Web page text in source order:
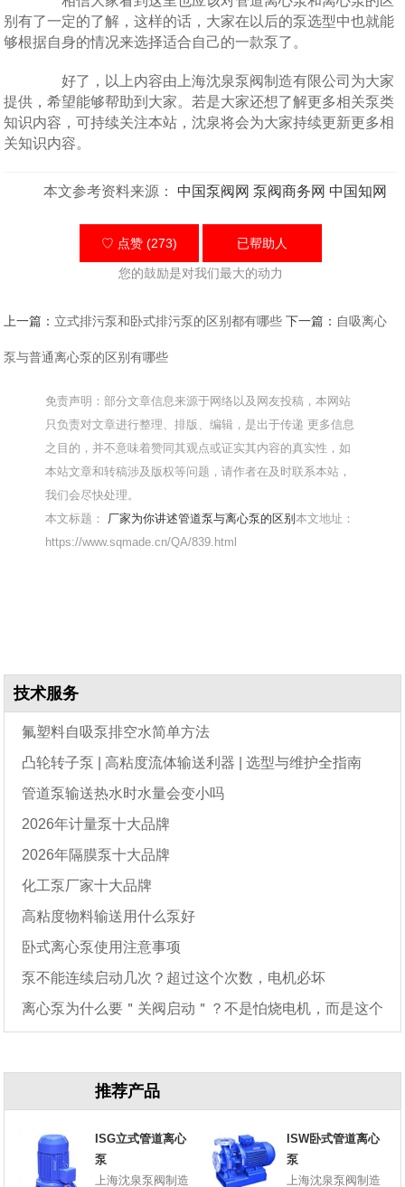
别有了一定的了解，这样的话，大家在以后的泵选型中也就能
够根据自身的情况来选择适合自己的一款泵了。
好了，以上内容由上海沈泉泵阀制造有限公司为大家
提供，希望能够帮助到大家。若是大家还想了解更多相关泵类
知识内容，可持续关注本站，沈泉将会为大家持续更新更多相
关知识内容。
本文参考资料来源： 中国泵阀网 泵阀商务网 中国知网
♡ 点赞 (273) 已帮助 人
您的鼓励是对我们最大的动力
上一篇： 立式排污泵和卧式排污泵的区别都有哪些 下一篇： 自吸离心
泵与普通离心泵的区别有哪些
免责声明：部分文章信息来源于网络以及网友投稿，本网站
只负责对文章进行整理、排版、编辑，是出于传递 更多信息
之目的，并不意味着赞同其观点或证实其内容的真实性，如
本站文章和转稿涉及版权等问题，请作者在及时联系本站，
我们会尽快处理。
本文标题： 厂家为你讲述管道泵与离心泵的区别本文地址：
https://www.sqmade.cn/QA/839.html
技术服务
氟塑料自吸泵排空水简单方法
凸轮转子泵 | 高粘度流体输送利器 | 选型与维护全指南
管道泵输送热水时水量会变小吗
2026年计量泵十大品牌
2026年隔膜泵十大品牌
化工泵厂家十大品牌
高粘度物料输送用什么泵好
卧式离心泵使用注意事项
泵不能连续启动几次？超过这个次数，电机必坏
离心泵为什么要＂关阀启动＂？不是怕烧电机，而是这个
推荐产品
ISG立式管道离心
泵
上海沈泉泵阀制造
ISW卧式管道离心
泵
上海沈泉泵阀制造